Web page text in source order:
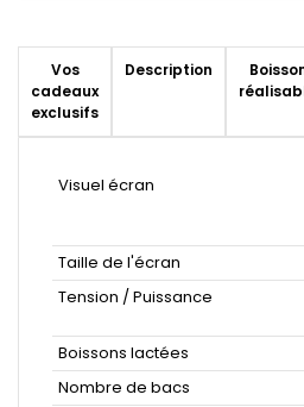
Vos
cadeaux
exclusifs
Description
Visuel écran
Taille de l'écran
Tension / Puissance
Boissons lactées
Nombre de bacs